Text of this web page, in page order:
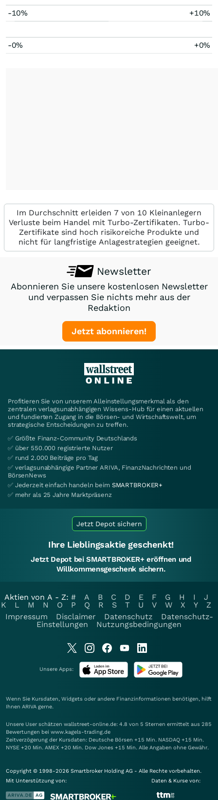
-10% +10%
-0% +0%
Im Durchschnitt erleiden 7 von 10 Kleinanlegern
Verluste beim Handel mit Turbo-Zertifikaten. Turbo-
Zertifikate sind hoch risikoreiche Produkte und
nicht für langfristige Anlagestrategien geeignet.
Newsletter
Abonnieren Sie unsere kostenlosen Newsletter
und verpassen Sie nichts mehr aus der
Redaktion
Jetzt abonnieren!
Profitieren Sie von unserem Alleinstellungsmerkmal als den
zentralen verlagsunabhängigen Wissens-Hub für einen aktuellen
und fundierten Zugang in die Börsen- und Wirtschaftswelt, um
strategische Entscheidungen zu treffen.
✅ Größte Finanz-Community Deutschlands
✅ über 550.000 registrierte Nutzer
✅ rund 2.000 Beiträge pro Tag
✅ verlagsunabhängige Partner ARIVA, FinanzNachrichten und
BörsenNews
✅ Jederzeit einfach handeln beim SMARTBROKER+
✅ mehr als 25 Jahre Marktpräsenz
Jetzt Depot sichern
Ihre Lieblingsaktie geschenkt!
Jetzt Depot bei SMARTBROKER+ eröffnen und
Willkommensgeschenk sichern.
Aktien von A - Z: # A B C D E F G H I
J
K
L M N O P Q R S T U V W X Y
Z
Impressum
Disclaimer Datenschutz
Datenschutz-
Einstellungen
Nutzungsbedingungen
Unsere Apps:
Wenn Sie Kursdaten, Widgets oder andere Finanzinformationen benötigen, hilft
Ihnen ARIVA gerne.
Unsere User schätzen wallstreet-online.de: 4.8 von 5 Sternen ermittelt aus 285
Bewertungen bei www.kagels-trading.de
Zeitverzögerung der Kursdaten: Deutsche Börsen +15 Min. NASDAQ +15 Min.
NYSE +20 Min. AMEX +20 Min. Dow Jones +15 Min. Alle Angaben ohne Gewähr.
Copyright © 1998-2026 Smartbroker Holding AG - Alle Rechte vorbehalten.
Mit Unterstützung von:
Daten & Kurse von: